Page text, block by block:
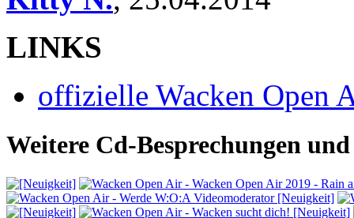
LINKS
offizielle Wacken Open
Weitere Cd-Besprechungen